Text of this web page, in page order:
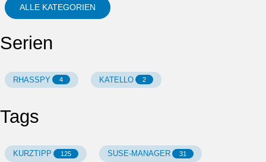
ALLE KATEGORIEN
Serien
RHASSPY 4 KATELLO 2
Tags
KURZTIPP 125 SUSE-MANAGER 31